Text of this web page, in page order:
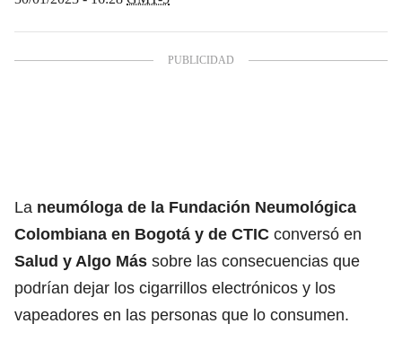
La neumóloga de la Fundación Neumológica
Colombiana en Bogotá y de CTIC conversó en
Salud y Algo Más sobre las consecuencias que
podrían dejar los cigarrillos electrónicos y los
vapeadores en las personas que lo consumen.